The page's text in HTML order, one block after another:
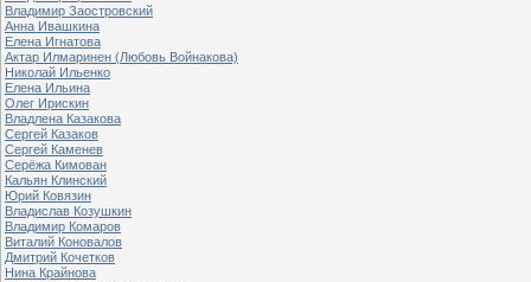
Владимир Заостровский
Анна Ивашкина
Елена Игнатова
Актар Илмаринен (Любовь Войнакова)
Николай Ильенко
Елена Ильина
Олег Ирискин
Владлена Казакова
Сергей Казаков
Сергей Каменев
Серёжа Кимован
Кальян Клинский
Юрий Ковязин
Владислав Козушкин
Владимир Комаров
Виталий Коновалов
Дмитрий Кочетков
Нина Крайнова